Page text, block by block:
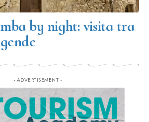
by night: visita tra
- ADVERTISEMENT -